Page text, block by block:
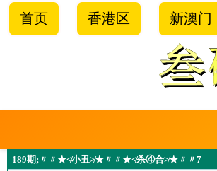
首页 香港区 新澳门
189期;〃〃★≮小丑≯★〃〃★≮杀④合≯★〃〃7